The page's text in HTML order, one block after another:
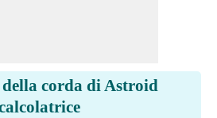
corda di Astroid